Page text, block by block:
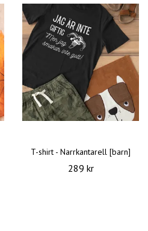
T-shirt - Narrkantarell [barn]
289 kr